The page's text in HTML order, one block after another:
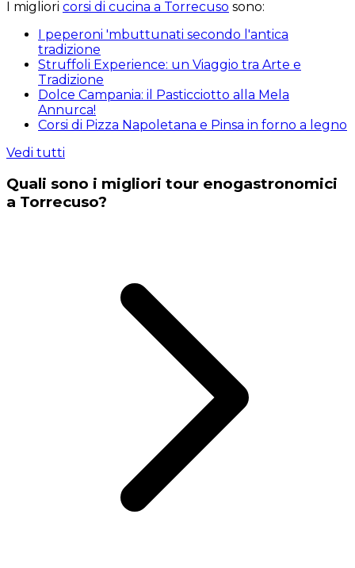
I migliori corsi di cucina a Torrecuso sono:
I peperoni 'mbuttunati secondo l'antica
tradizione
Struffoli Experience: un Viaggio tra Arte e
Tradizione
Dolce Campania: il Pasticciotto alla Mela
Annurca!
Corsi di Pizza Napoletana e Pinsa in forno a legno
Vedi tutti
Quali sono i migliori tour enogastronomici
a Torrecuso?